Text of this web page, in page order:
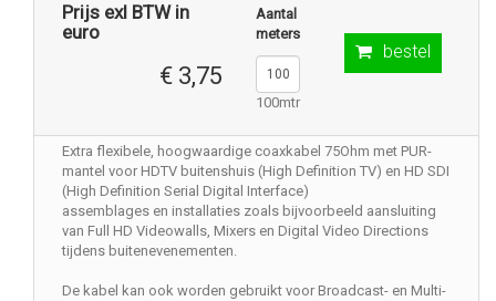
Prijs exl BTW in
euro
€ 3,75
Aantal
meters
100mtr
bestel
Extra flexibele, hoogwaardige coaxkabel 75Ohm met PUR-
mantel voor HDTV buitenshuis (High Definition TV) en HD SDI
(High Definition Serial Digital Interface)
assemblages en installaties zoals bijvoorbeeld aansluiting
van Full HD Videowalls, Mixers en Digital Video Directions
tijdens buitenevenementen.
De kabel kan ook worden gebruikt voor Broadcast- en Multi-